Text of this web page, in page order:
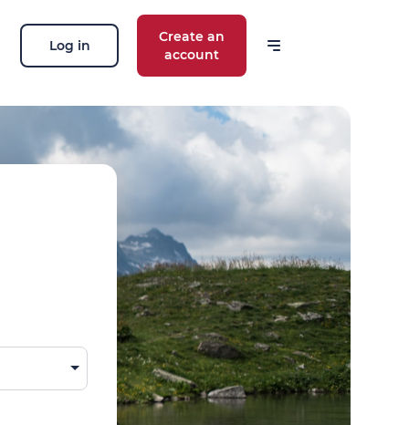
Log in
Create an
account